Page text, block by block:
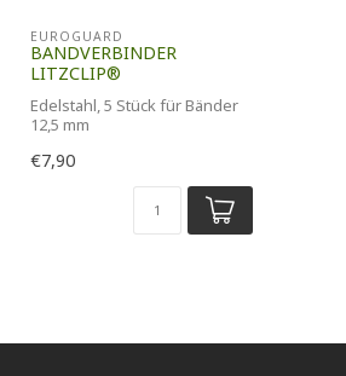
EUROGUARD
BANDVERBINDER
LITZCLIP®
Edelstahl, 5 Stück für Bänder
12,5 mm
€7,90